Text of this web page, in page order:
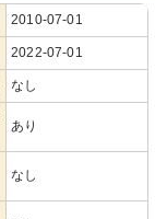
2010-07-01
2022-07-01
なし
あり
なし